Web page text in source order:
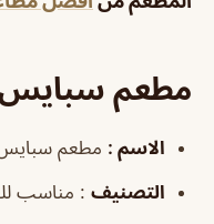
مطعم
الاسم : مطعم
التصنيف : مناسب